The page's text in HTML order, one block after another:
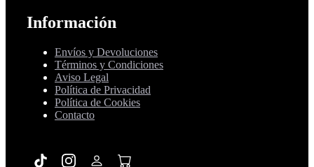
Información
Envíos y Devoluciones
Términos y Condiciones
Aviso Legal
Política de Privacidad
Política de Cookies
Contacto